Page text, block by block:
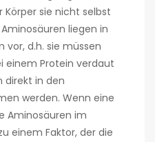
Körper sie nicht selbst
liegen in
vor, d.h. sie müssen
einem Protein verdaut
direkt in den
werden. Wenn eine
Aminosäuren im
einem Faktor, der die